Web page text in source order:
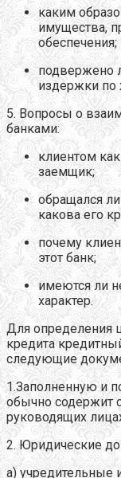
каким
имущества,
обеспечения;
подвержено
издержки по
5. Вопросы о
банками:
клиентом
заемщик;
обращался
какова его
почему
этот банк;
имеются ли
характер.
Для определения
кредита
следующие
1.Заполненную и
обычно содержит
руководящих
2. Юридические
а) учредительные